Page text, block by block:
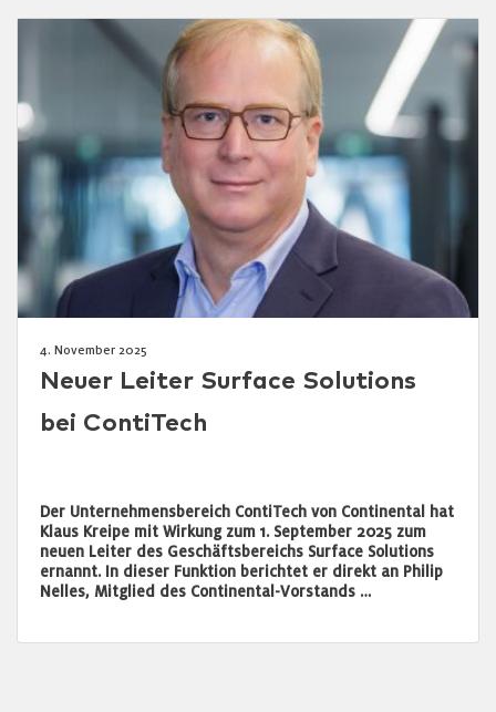
4. November 2025
Neuer Leiter Surface Solutions
bei ContiTech
Der Unternehmensbereich ContiTech von Continental hat
Klaus Kreipe mit Wirkung zum 1. September 2025 zum
neuen Leiter des Geschäftsbereichs Surface Solutions
ernannt. In dieser Funktion berichtet er direkt an Philip
Nelles, Mitglied des Continental-Vorstands …